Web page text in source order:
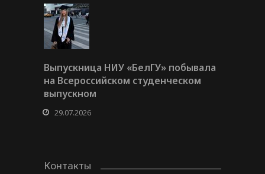
Выпускница НИУ «БелГУ» побывала
на Всероссийском студенческом
выпускном
29.07.2026
Контакты